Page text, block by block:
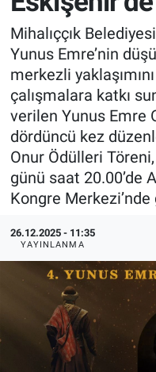
Mihalıççık
Yunus Emre’nin
merkezli
çalışmalara katkı
verilen Yunus Emre
dördüncü kez
Onur Ödülleri
günü saat 20.00’de
Kongre
26.12.2025 - 11:35
YAYINLANMA
SİYASET
TEKNOLOJİ
EKONOMİ
SPOR
ASAYİŞ
Tüm Manşetler
Son Dakika
Haber Arşivi